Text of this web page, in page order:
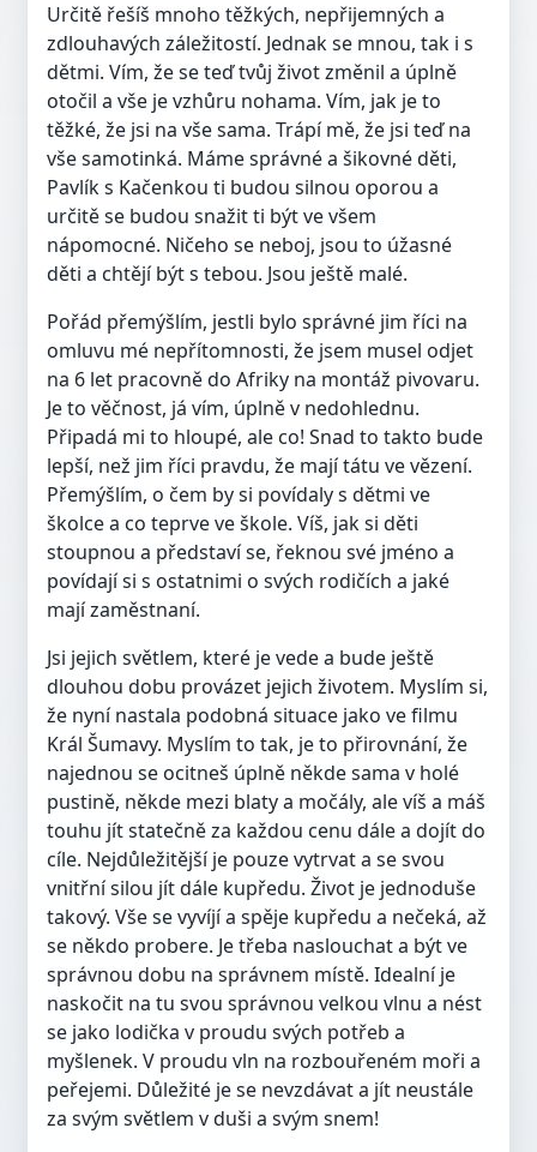
Určitě řešíš mnoho těžkých, nepřijemných a
zdlouhavých záležitostí. Jednak se mnou, tak i s
dětmi. Vím, že se teď tvůj život změnil a úplně
otočil a vše je vzhůru nohama. Vím, jak je to
těžké, že jsi na vše sama. Trápí mě, že jsi teď na
vše samotinká. Máme správné a šikovné děti,
Pavlík s Kačenkou ti budou silnou oporou a
určitě se budou snažit ti být ve všem
nápomocné. Ničeho se neboj, jsou to úžasné
děti a chtějí být s tebou. Jsou ještě malé.
Pořád přemýšlím, jestli bylo správné jim říci na
omluvu mé nepřítomnosti, že jsem musel odjet
na 6 let pracovně do Afriky na montáž pivovaru.
Je to věčnost, já vím, úplně v nedohlednu.
Připadá mi to hloupé, ale co! Snad to takto bude
lepší, než jim říci pravdu, že mají tátu ve vězení.
Přemýšlím, o čem by si povídaly s dětmi ve
školce a co teprve ve škole. Víš, jak si děti
stoupnou a představí se, řeknou své jméno a
povídají si s ostatnimi o svých rodičích a jaké
mají zaměstnaní.
Jsi jejich světlem, které je vede a bude ještě
dlouhou dobu provázet jejich životem. Myslím si,
že nyní nastala podobná situace jako ve filmu
Král Šumavy. Myslím to tak, je to přirovnání, že
najednou se ocitneš úplně někde sama v holé
pustině, někde mezi blaty a močály, ale víš a máš
touhu jít statečně za každou cenu dále a dojít do
cíle. Nejdůležitější je pouze vytrvat a se svou
vnitřní silou jít dále kupředu. Život je jednoduše
takový. Vše se vyvíjí a spěje kupředu a nečeká, až
se někdo probere. Je třeba naslouchat a být ve
správnou dobu na správnem místě. Idealní je
naskočit na tu svou správnou velkou vlnu a nést
se jako lodička v proudu svých potřeb a
myšlenek. V proudu vln na rozbouřeném moři a
peřejemi. Důležité je se nevzdávat a jít neustále
za svým světlem v duši a svým snem!